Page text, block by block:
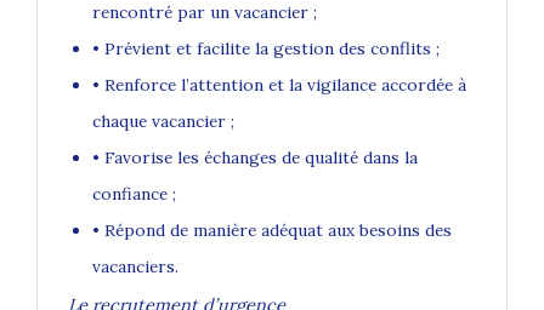
rencontré par un vacancier ;
• Prévient et facilite la gestion des conflits ;
• Renforce l’attention et la vigilance accordée à
chaque vacancier ;
• Favorise les échanges de qualité dans la
confiance ;
• Répond de manière adéquat aux besoins des
vacanciers.
Le recrutement d’urgence